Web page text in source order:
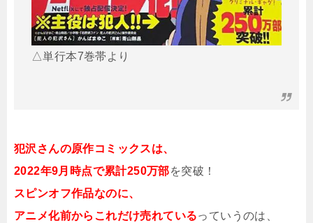
△単行本7巻帯より
犯沢さんの原作コミックスは、
2022年9月時点で累計250万部を突破！
スピンオフ作品なのに、
アニメ化前からこれだけ売れているっていうのは、